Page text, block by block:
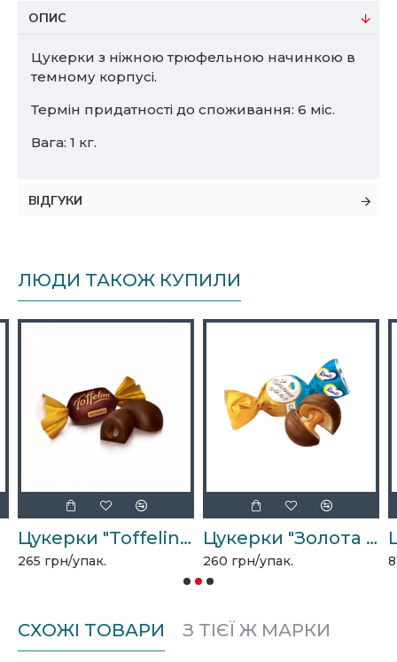
ОПИС
Цукерки з ніжною трюфельною начинкою в
темному корпусі.
Термін придатності до споживання: 6 міс.
Вага: 1 кг.
ВІДГУКИ
ЛЮДИ ТАКОЖ КУПИЛИ
Цукерки "Toffelini" 1кг
265 грн/упак.
Цукерки "Золота лілія" 1кг
260 грн/упак.
СХОЖІ ТОВАРИ З ТІЄЇ Ж МАРКИ